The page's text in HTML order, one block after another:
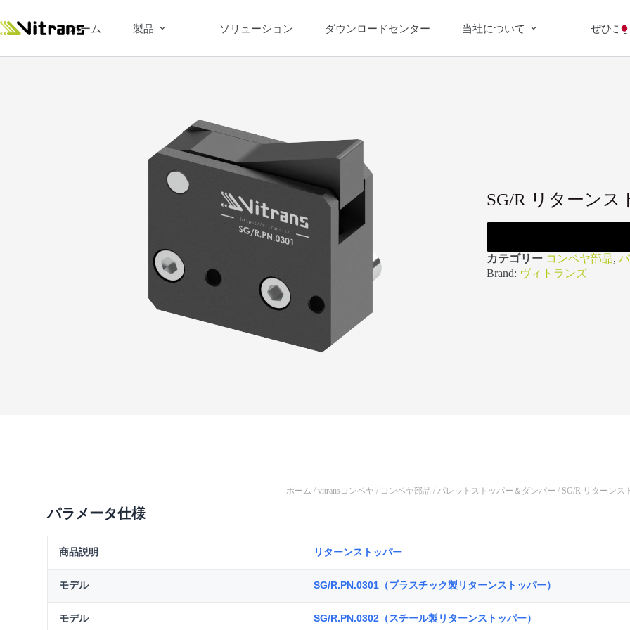
ホーム 製品 ソリューション ダウンロードセンター 当社について ぜひご
SG/R リターンス
カテゴリー コンベヤ部品,
Brand: ヴィトランズ
ホーム / vitransコンベヤ / コンベヤ部品 / パレットストッパー＆ダンパー / SG/R リターンス
パラメータ仕様
商品説明 リターンストッパー
モデル SG/R.PN.0301（プラスチック製リターンストッパー）
モデル SG/R.PN.0302（スチール製リターンストッパー）